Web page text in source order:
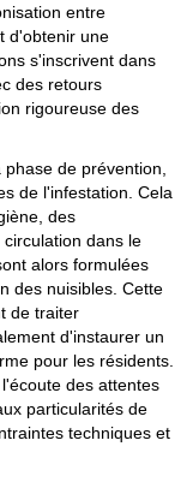
entre
d'obtenir une
s'inscrivent dans
des retours
rigoureuse des
de prévention,
de l'infestation. Cela
des
dans le
alors formulées
des nuisibles. Cette
de traiter
d'instaurer un
pour les résidents.
des attentes
particularités de
techniques et